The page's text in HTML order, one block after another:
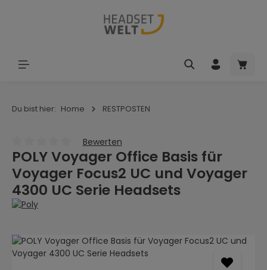
Zum Hauptinhalt springen
Du bist hier: Home RESTPOSTEN
Durchschnittliche Bewertung von 0 von 5 Sternen
Bewerten
POLY Voyager Office Basis für
Voyager Focus2 UC und Voyager
4300 UC Serie Headsets
Bildergalerie überspringen